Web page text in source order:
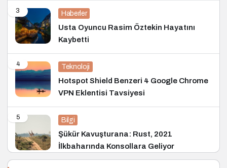
3 Haberler
Usta Oyuncu Rasim Öztekin Hayatını
Kaybetti
4 Teknoloji
Hotspot Shield Benzeri 4 Google Chrome
VPN Eklentisi Tavsiyesi
5 Bilgi
Şükür Kavuşturana: Rust, 2021
İlkbaharında Konsollara Geliyor